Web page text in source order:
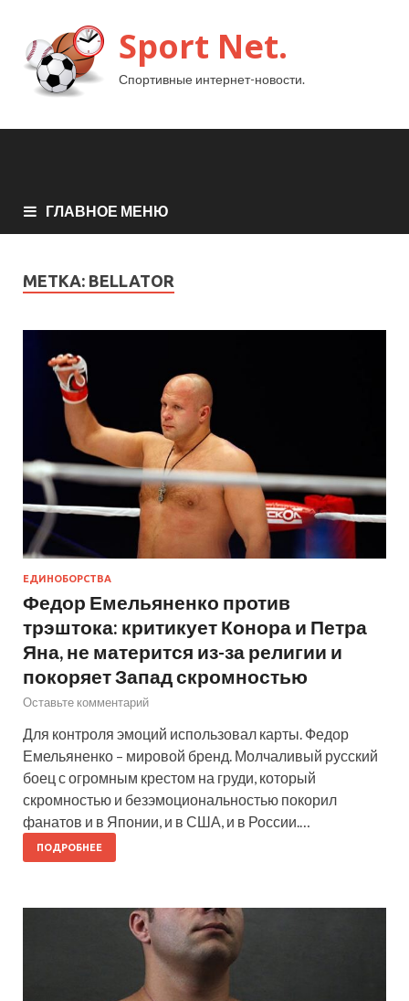
Sport Net.
Спортивные интернет-новости.
ГЛАВНОЕ МЕНЮ
МЕТКА: BELLATOR
ЕДИНОБОРСТВА
Федор Емельяненко против
трэштока: критикует Конора и Петра
Яна, не матерится из-за религии и
покоряет Запад скромностью
Оставьте комментарий
Для контроля эмоций использовал карты. Федор
Емельяненко – мировой бренд. Молчаливый русский
боец с огромным крестом на груди, который
скромностью и безэмоциональностью покорил
фанатов и в Японии, и в США, и в России.…
ПОДРОБНЕЕ